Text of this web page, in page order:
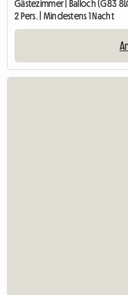
Gästezimmer | Balloch (G83
2 Pers. | Mindestens 1 Nacht